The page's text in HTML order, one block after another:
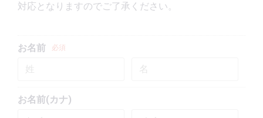
対応となりますのでご了承ください。
お名前 必須
お名前(カナ)